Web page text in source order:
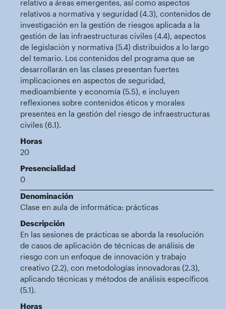
relativo a áreas emergentes, así como aspectos
relativos a normativa y seguridad (4.3), contenidos de
investigación en la gestión de riesgos aplicada a la
gestión de las infraestructuras civiles (4.4), aspectos
de legislación y normativa (5.4) distribuidos a lo largo
del temario. Los contenidos del programa que se
desarrollarán en las clases presentan fuertes
implicaciones en aspectos de seguridad,
medioambiente y economía (5.5), e incluyen
reflexiones sobre contenidos éticos y morales
presentes en la gestión del riesgo de infraestructuras
civiles (6.1).
Horas
20
Presencialidad
0
Denominación
Clase en aula de informática: prácticas
Descripción
En las sesiones de prácticas se aborda la resolución
de casos de aplicación de técnicas de análisis de
riesgo con un enfoque de innovación y trabajo
creativo (2.2), con metodologías innovadoras (2.3),
aplicando técnicas y métodos de análisis específicos
(5.1).
Horas